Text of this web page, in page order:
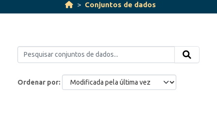
Conjuntos de dados
Ordenar por